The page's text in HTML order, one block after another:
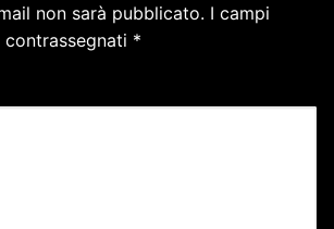
non sarà pubblicato. I campi
*